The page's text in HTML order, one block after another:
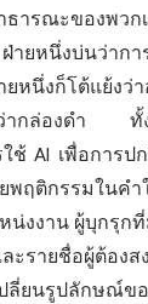
ารณะของพวก
ายหนึ่งบ่นว่าก
หนึ่งก็โต้แย้งว่
ากล่องดำ ทั้ง
ช้ AI เพื่อการป
ยพฤติกรรมใน
งงาน ผู้บุกรุกที่
ละรายชื่อผู้ต้อ
ลี่ยนรูปลักษณ์ข